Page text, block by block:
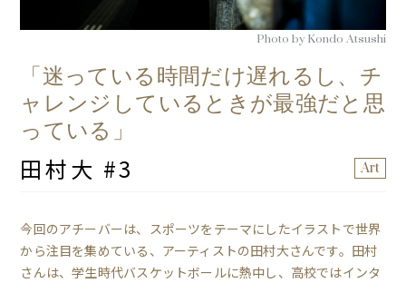
Photo by Kondo Atsushi
「迷っている時間だけ遅れるし、チ
ャレンジしているときが最強だと思
っている」
田村大 #3 Art
今回のアチーバーは、スポーツをテーマにしたイラストで世界
から注目を集めている、アーティストの田村大さんです。田村
さんは、学生時代バスケットボールに熱中し、高校ではインタ